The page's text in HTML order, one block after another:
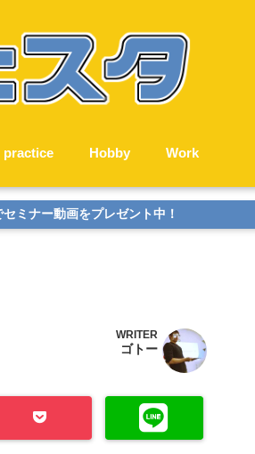
practice Hobby Work
ミナー動画をプレゼント中！
WRITER
ゴトー